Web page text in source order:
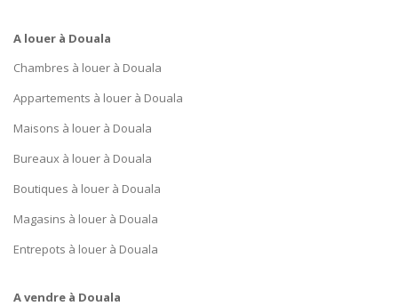
A louer à Douala
Chambres à louer à Douala
Appartements à louer à Douala
Maisons à louer à Douala
Bureaux à louer à Douala
Boutiques à louer à Douala
Magasins à louer à Douala
Entrepots à louer à Douala
A vendre à Douala